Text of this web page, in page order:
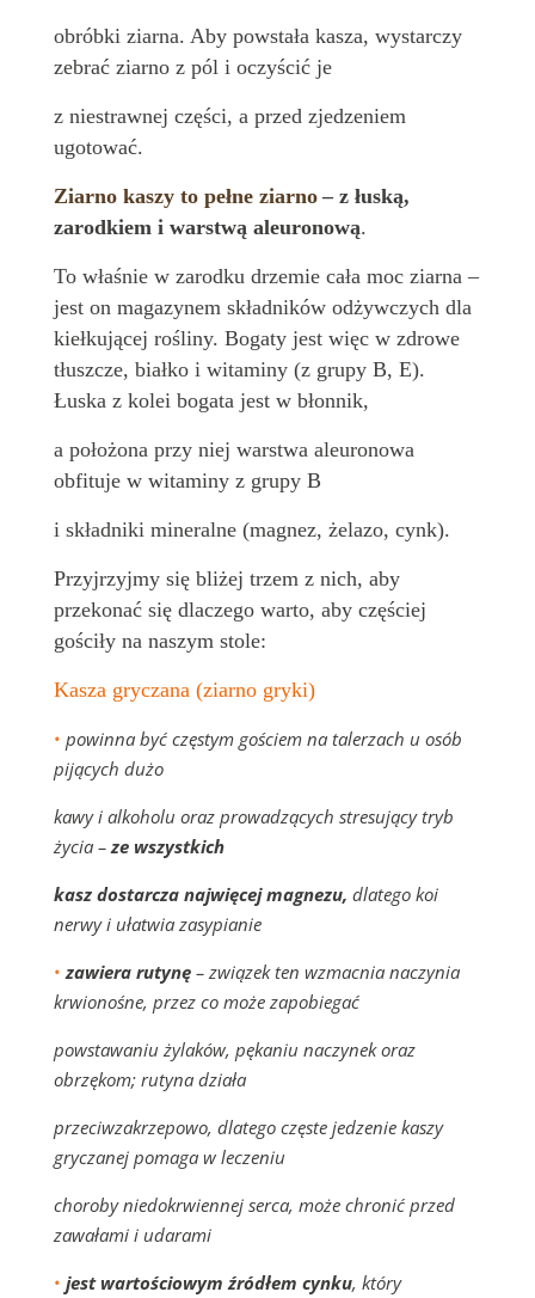
obróbki ziarna. Aby powstała kasza, wystarczy
zebrać ziarno z pól i oczyścić je
z niestrawnej części, a przed zjedzeniem
ugotować.
Ziarno kaszy to pełne ziarno – z łuską,
zarodkiem i warstwą aleuronową.
To właśnie w zarodku drzemie cała moc ziarna –
jest on magazynem składników odżywczych dla
kiełkującej rośliny. Bogaty jest więc w zdrowe
tłuszcze, białko i witaminy (z grupy B, E).
Łuska z kolei bogata jest w błonnik,
a położona przy niej warstwa aleuronowa
obfituje w witaminy z grupy B
i składniki mineralne (magnez, żelazo, cynk).
Przyjrzyjmy się bliżej trzem z nich, aby
przekonać się dlaczego warto, aby częściej
gościły na naszym stole:
Kasza gryczana (ziarno gryki)
• powinna być częstym gościem na talerzach u osób
pijących dużo
kawy i alkoholu oraz prowadzących stresujący tryb
życia – ze wszystkich
kasz dostarcza najwięcej magnezu, dlatego koi
nerwy i ułatwia zasypianie
• zawiera rutynę – związek ten wzmacnia naczynia
krwionośne, przez co może zapobiegać
powstawaniu żylaków, pękaniu naczynek oraz
obrzękom; rutyna działa
przeciwzakrzepowo, dlatego częste jedzenie kaszy
gryczanej pomaga w leczeniu
choroby niedokrwiennej serca, może chronić przed
zawałami i udarami
• jest wartościowym źródłem cynku, który